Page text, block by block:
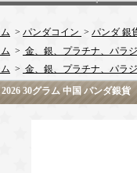
> パンダコイン > パンダ 銀
> 金、銀、プラチナ、パラ
> 金、銀、プラチナ、パラ
2026 30グラム 中国 パンダ銀